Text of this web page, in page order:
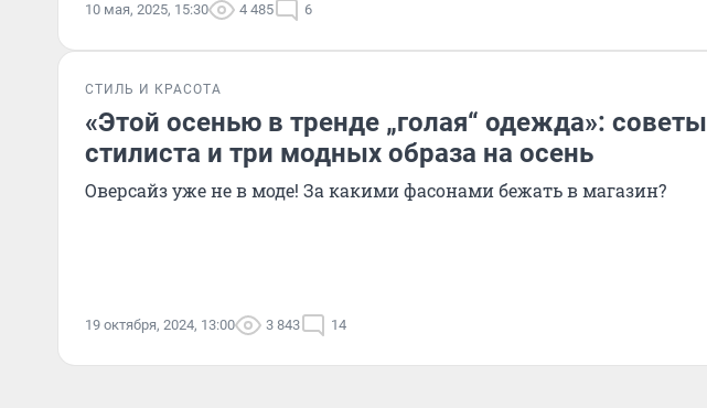
10 мая, 2025, 15:30 4 485 6
СТИЛЬ И КРАСОТА
«Этой осенью в тренде „голая“ одежда»: советы
стилиста и три модных образа на осень
Оверсайз уже не в моде! За какими фасонами бежать в магазин?
19 октября, 2024, 13:00 3 843 14